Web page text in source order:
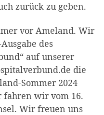
zurück zu geben.
vor Ameland. Wir
des
auf unserer
die
Sommer 2024
fahren wir vom 16.
Wir freuen uns